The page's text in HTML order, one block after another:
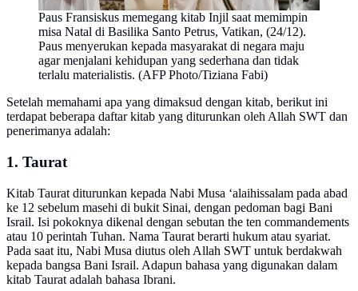
Paus Fransiskus memegang kitab Injil saat memimpin
misa Natal di Basilika Santo Petrus, Vatikan, (24/12).
Paus menyerukan kepada masyarakat di negara maju
agar menjalani kehidupan yang sederhana dan tidak
terlalu materialistis. (AFP Photo/Tiziana Fabi)
Setelah memahami apa yang dimaksud dengan kitab, berikut ini
terdapat beberapa daftar kitab yang diturunkan oleh Allah SWT dan
penerimanya adalah:
1. Taurat
Kitab Taurat diturunkan kepada Nabi Musa ‘alaihissalam pada abad
ke 12 sebelum masehi di bukit Sinai, dengan pedoman bagi Bani
Israil. Isi pokoknya dikenal dengan sebutan the ten commandements
atau 10 perintah Tuhan. Nama Taurat berarti hukum atau syariat.
Pada saat itu, Nabi Musa diutus oleh Allah SWT untuk berdakwah
kepada bangsa Bani Israil. Adapun bahasa yang digunakan dalam
kitab Taurat adalah bahasa Ibrani.